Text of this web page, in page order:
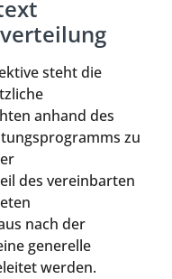
steht die
anhand des
zu
des vereinbarten
nach der
generelle
werden.